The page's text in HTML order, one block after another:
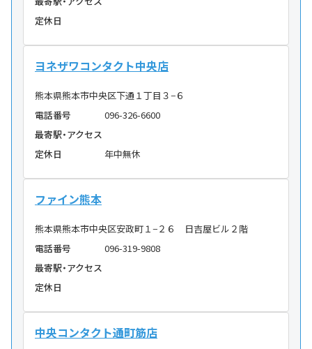
定休日
ヨネザワコンタクト中央店
熊本県熊本市中央区下通１丁目３−６
電話番号
096-326-6600
最寄駅・アクセス
定休日
年中無休
ファイン熊本
熊本県熊本市中央区安政町１−２６ 日吉屋ビル２階
電話番号
096-319-9808
最寄駅・アクセス
定休日
中央コンタクト通町筋店